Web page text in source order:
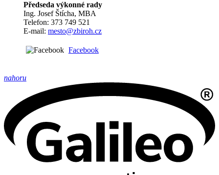
Předseda výkonné rady
Ing. Josef Štícha, MBA
Telefon: 373 749 521
E-mail: mesto@zbiroh.cz
Facebook
nahoru